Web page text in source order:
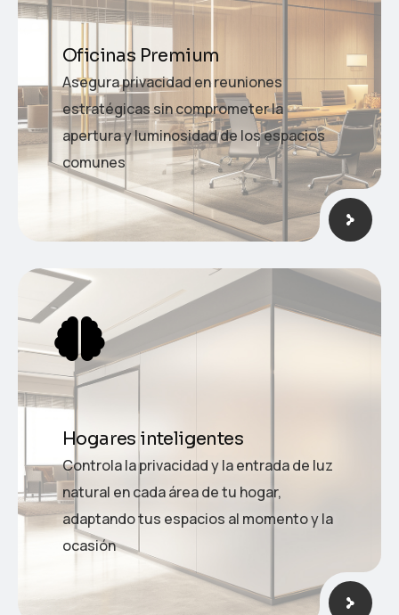
Oficinas Premium
Asegura privacidad en reuniones
estratégicas sin comprometer la
apertura y luminosidad de los espacios
comunes
Hogares inteligentes
Controla la privacidad y la entrada de luz
natural en cada área de tu hogar,
adaptando tus espacios al momento y la
ocasión